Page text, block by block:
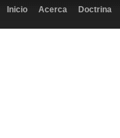
Inicio Acerca Doctrina